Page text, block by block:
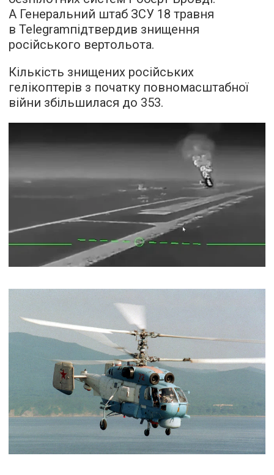
А Генеральний штаб ЗСУ 18 травня
в Telegramпідтвердив знищення
російського вертольота.
Кількість знищених російських
гелікоптерів з початку повномасштабної
війни збільшилася до 353.